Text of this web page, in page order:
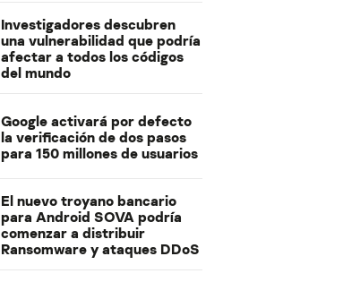
Investigadores descubren
una vulnerabilidad que podría
afectar a todos los códigos
del mundo
Google activará por defecto
la verificación de dos pasos
para 150 millones de usuarios
El nuevo troyano bancario
para Android SOVA podría
comenzar a distribuir
Ransomware y ataques DDoS